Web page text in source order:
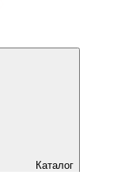
Каталог